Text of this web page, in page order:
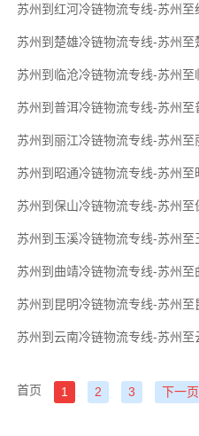
首页 1 2 3 下一页